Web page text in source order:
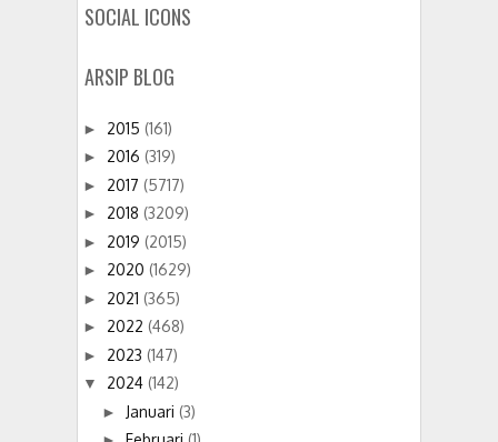
SOCIAL ICONS
ARSIP BLOG
► 2015 (161)
► 2016 (319)
► 2017 (5717)
► 2018 (3209)
► 2019 (2015)
► 2020 (1629)
► 2021 (365)
► 2022 (468)
► 2023 (147)
▼ 2024 (142)
► Januari (3)